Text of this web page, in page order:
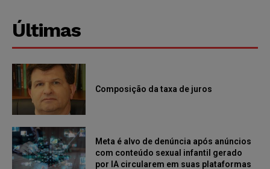
Últimas
Composição da taxa de juros
Meta é alvo de denúncia após anúncios
com conteúdo sexual infantil gerado
por IA circularem em suas plataformas